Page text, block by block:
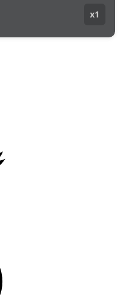
x1